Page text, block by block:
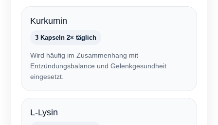
Kurkumin
3 Kapseln 2× täglich
Wird häufig im Zusammenhang mit
Entzündungsbalance und Gelenkgesundheit
eingesetzt.
L-Lysin